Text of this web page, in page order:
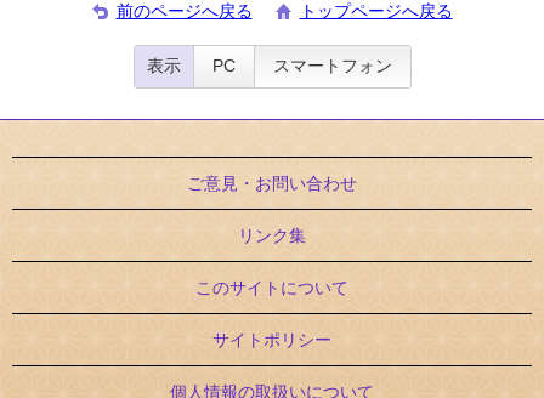
前のページへ戻る トップページへ戻る
表示 PC スマートフォン
ご意見・お問い合わせ
リンク集
このサイトについて
サイトポリシー
個人情報の取扱いについて